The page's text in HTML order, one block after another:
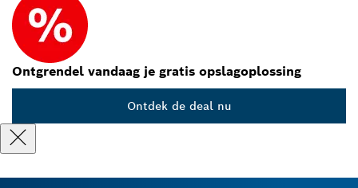
Ontgrendel vandaag je gratis opslagoplossing
Ontdek de deal nu